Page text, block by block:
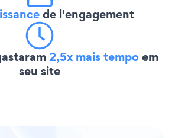
de l'engagement
2,5x mais tempoem
seu site